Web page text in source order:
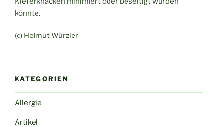
könnte.
(c) Helmut Würzler
KATEGORIEN
Allergie
Artikel